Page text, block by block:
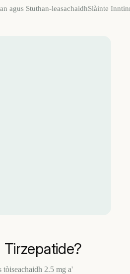
agus Stuthan-leasachaidhSlàinte
tòiseachaidh 2.5 mg a'